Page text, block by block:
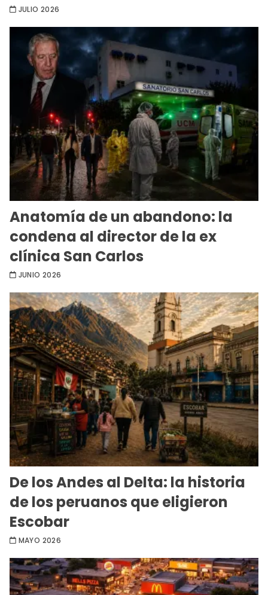
JULIO 2026
Anatomía de un abandono: la
condena al director de la ex
clínica San Carlos
JUNIO 2026
De los Andes al Delta: la historia
de los peruanos que eligieron
Escobar
MAYO 2026